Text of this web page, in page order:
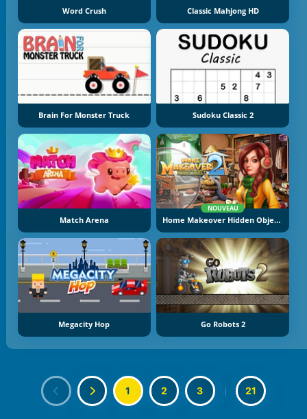
Word Crush Classic Mahjong HD
Brain For Monster Truck Sudoku Classic 2
Match Arena
NOUVEAU
Home Makeover Hidden Object 2
Megacity Hop Go Robots 2
1 2 3 | 21